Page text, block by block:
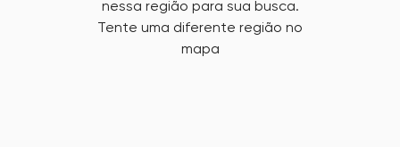
nessa região para sua busca.
Tente uma diferente região no
mapa